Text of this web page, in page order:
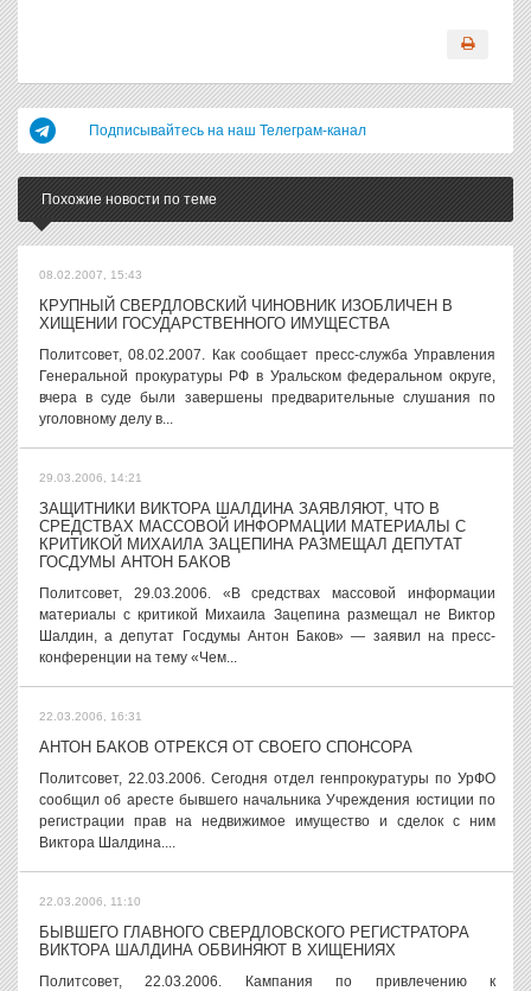
Подписывайтесь на наш Телеграм-канал
Похожие новости по теме
08.02.2007, 15:43
КРУПНЫЙ СВЕРДЛОВСКИЙ ЧИНОВНИК ИЗОБЛИЧЕН В
ХИЩЕНИИ ГОСУДАРСТВЕННОГО ИМУЩЕСТВА
Политсовет, 08.02.2007. Как сообщает пресс-служба Управления
Генеральной прокуратуры РФ в Уральском федеральном округе,
вчера в суде были завершены предварительные слушания по
уголовному делу в...
29.03.2006, 14:21
ЗАЩИТНИКИ ВИКТОРА ШАЛДИНА ЗАЯВЛЯЮТ, ЧТО В
СРЕДСТВАХ МАССОВОЙ ИНФОРМАЦИИ МАТЕРИАЛЫ С
КРИТИКОЙ МИХАИЛА ЗАЦЕПИНА РАЗМЕЩАЛ ДЕПУТАТ
ГОСДУМЫ АНТОН БАКОВ
Политсовет, 29.03.2006. «В средствах массовой информации
материалы с критикой Михаила Зацепина размещал не Виктор
Шалдин, а депутат Госдумы Антон Баков» — заявил на пресс-
конференции на тему «Чем...
22.03.2006, 16:31
АНТОН БАКОВ ОТРЕКСЯ ОТ СВОЕГО СПОНСОРА
Политсовет, 22.03.2006. Сегодня отдел генпрокуратуры по УрФО
сообщил об аресте бывшего начальника Учреждения юстиции по
регистрации прав на недвижимое имущество и сделок с ним
Виктора Шалдина....
22.03.2006, 11:10
БЫВШЕГО ГЛАВНОГО СВЕРДЛОВСКОГО РЕГИСТРАТОРА
ВИКТОРА ШАЛДИНА ОБВИНЯЮТ В ХИЩЕНИЯХ
Политсовет, 22.03.2006. Кампания по привлечению к